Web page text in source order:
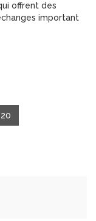
offrent des
important